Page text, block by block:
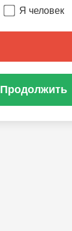
Я человек
Продолжить